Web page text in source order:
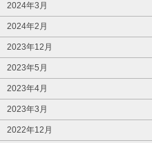
2024年3月
2024年2月
2023年12月
2023年5月
2023年4月
2023年3月
2022年12月